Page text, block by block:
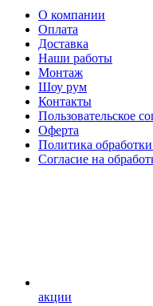
О компании
Оплата
Доставка
Наши работы
Монтаж
Шоу рум
Контакты
Пользовательское
Оферта
Политика
Согласие на
акции